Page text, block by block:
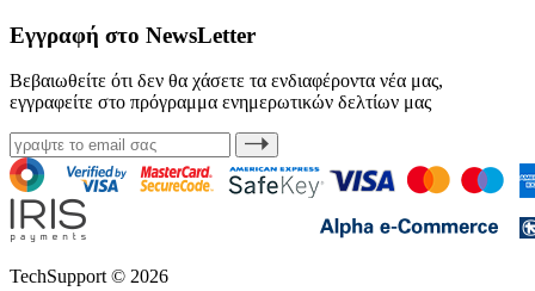
Εγγραφή στο NewsLetter
Βεβαιωθείτε ότι δεν θα χάσετε τα ενδιαφέροντα νέα μας,
εγγραφείτε στο πρόγραμμα ενημερωτικών δελτίων μας
TechSupport © 2026